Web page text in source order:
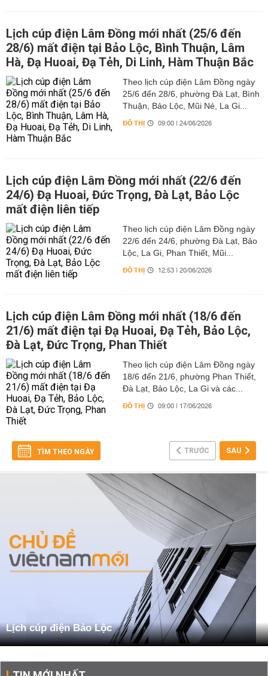
Lịch cúp điện Lâm Đồng mới nhất (25/6 đến
28/6) mất điện tại Bảo Lộc, Bình Thuận, Lâm
Hà, Đạ Huoai, Đạ Tẻh, Di Linh, Hàm Thuận Bắc
Theo lịch cúp điện Lâm Đồng ngày
25/6 đến 28/6, phường Đà Lạt, Bình
Thuận, Bảo Lộc, Mũi Né, La Gi...
ĐÔ THỊ 09:00 | 24/06/2026
Lịch cúp điện Lâm Đồng mới nhất (22/6 đến
24/6) Đạ Huoai, Đức Trọng, Đà Lạt, Bảo Lộc
mất điện liên tiếp
Theo lịch cúp điện Lâm Đồng ngày
22/6 đến 24/6, phường Đà Lạt, Bảo
Lộc, La Gi, Phan Thiết, Mũi...
ĐÔ THỊ 12:53 | 20/06/2026
Lịch cúp điện Lâm Đồng mới nhất (18/6 đến
21/6) mất điện tại Đạ Huoai, Đạ Tẻh, Bảo Lộc,
Đà Lạt, Đức Trọng, Phan Thiết
Theo lịch cúp điện Lâm Đồng ngày
18/6 đến 21/6, phường Phan Thiết,
Đà Lạt, Bảo Lộc, La Gi và các...
ĐÔ THỊ 09:00 | 17/06/2026
TÌM THEO NGÀY TRƯỚC SAU
Lịch cúp điện Bảo Lộc